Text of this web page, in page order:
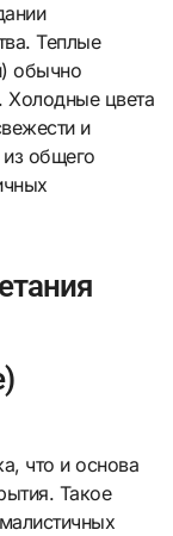
Теплые
обычно
цвета
и
общего
что и основа
Такое